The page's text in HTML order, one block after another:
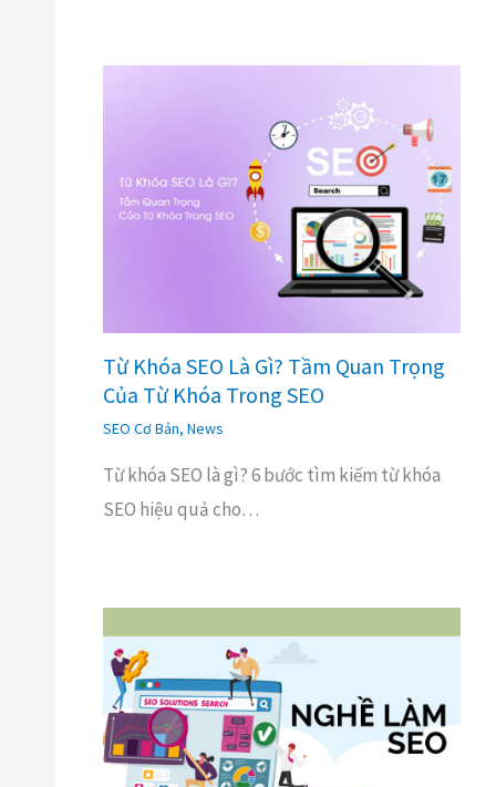
Từ Khóa SEO Là Gì? Tầm Quan Trọng
Của Từ Khóa Trong SEO
SEO Cơ Bản, News
Từ khóa SEO là gì? 6 bước tìm kiếm từ khóa
SEO hiệu quả cho…